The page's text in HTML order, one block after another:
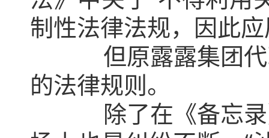
制性法律法规，因此
但原露露集团代理
的法律规则。
除了在《备忘录》